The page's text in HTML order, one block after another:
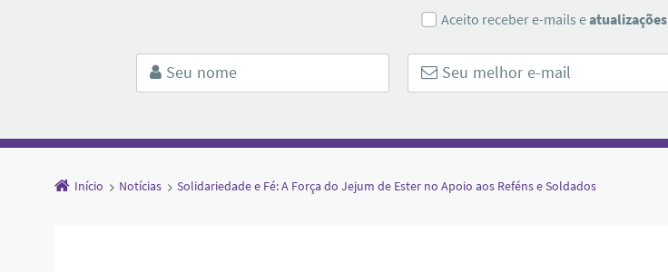
Aceito receber e-mails eatualizações
Início Notícias Solidariedade e Fé: A Força do Jejum de Ester no Apoio aos Reféns e Soldados